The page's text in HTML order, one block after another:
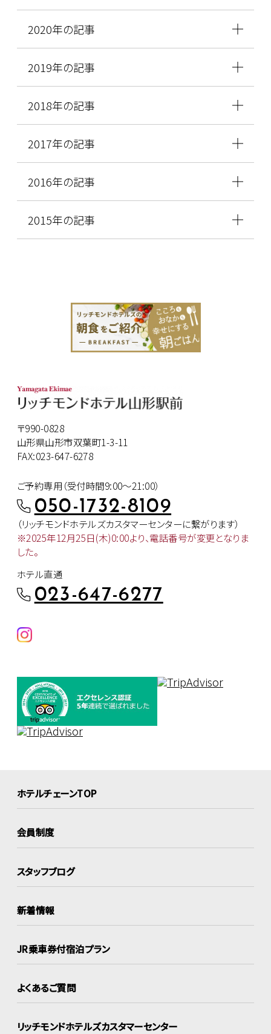
2020年の記事
2019年の記事
2018年の記事
2017年の記事
2016年の記事
2015年の記事
〒990-0828
山形県山形市双葉町1-3-11
FAX:023-647-6278
ご予約専用（受付時間9:00～21:00）
050-1732-8109
（リッチモンドホテルズカスタマーセンターに繋がります）
※2025年12月25日(木)0:00より、電話番号が変更となりま
した。
ホテル直通
023-647-6277
ホテルチェーンTOP
会員制度
スタッフブログ
新着情報
JR乗車券付宿泊プラン
よくあるご質問
リッチモンドホテルズカスタマーセンター